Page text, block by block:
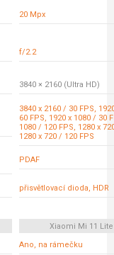
20 Mpx
f/2.2
3840 × 2160 (Ultra HD)
3840 x 2160 / 30 FPS,
60 FPS, 1920 x 1080 / 30
1080 / 120 FPS, 1280 x
1280 x 720 / 120 FPS
PDAF
přisvětlovací dioda, HDR
Xiaomi Mi 11 Lite
Ano, na rámečku